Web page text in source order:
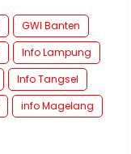
GWI Banten
Info Lampung
Info Tangsel
info Magelang